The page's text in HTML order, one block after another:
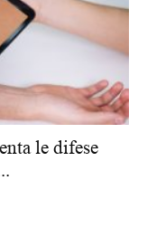
le difese